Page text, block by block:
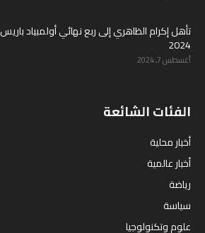
تأهل إكرام الظاهري إلى ربع نهائي أولمبياد باريس
2024
أغسطس 7, 2024
الفئات الشائعة
أخبار محلية
أخبار عالمية
رياضة
سياسة
علوم وتكنولوجيا